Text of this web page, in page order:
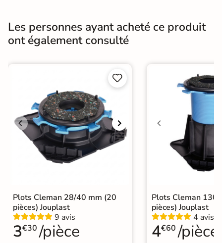
Bords rectifié
Antidérapante
Nombres de
tampons
15
Résistant au Gel Oui
Variation de la
Conditionnement
Choix
A poser sur plot
Les personnes ayant acheté ce produit
ont également consulté


Plots Cleman 28/40 mm (20
pièces) Jouplast
9 avis
3€30 /pièce
Plots Cleman
pièces) Jouplast
4 avis
4€60 /pièce